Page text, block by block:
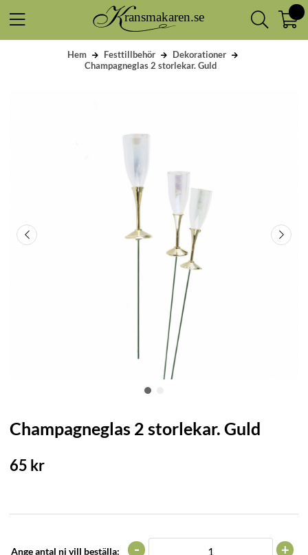
Hem Festtillbehör
Dekorationer
Champagneglas 2 storlekar. Guld
Champagneglas 2 storlekar. Guld
65 kr
Ange antal ni vill beställa: +
-